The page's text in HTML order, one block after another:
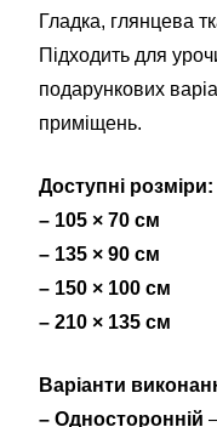
Гладка, глянцева
Підходить для
подарункових
приміщень.
Доступні розміри:
– 105 × 70 см
– 135 × 90 см
– 150 × 100 см
– 210 × 135 см
Варіанти
– Односторонній